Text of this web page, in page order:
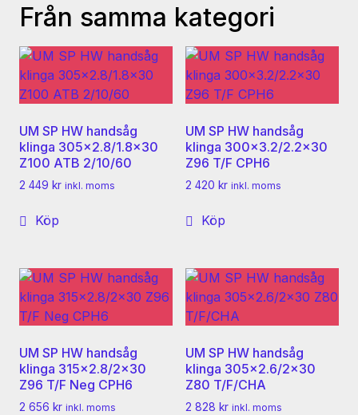
Från samma kategori
UM SP HW handsåg
klinga 305×2.8/1.8×30
Z100 ATB 2/10/60
2 449 kr inkl. moms
Köp
UM SP HW handsåg
klinga 300×3.2/2.2×30
Z96 T/F CPH6
2 420 kr inkl. moms
Köp
UM SP HW handsåg
klinga 315×2.8/2×30
Z96 T/F Neg CPH6
2 656 kr inkl. moms
UM SP HW handsåg
klinga 305×2.6/2×30
Z80 T/F/CHA
2 828 kr inkl. moms